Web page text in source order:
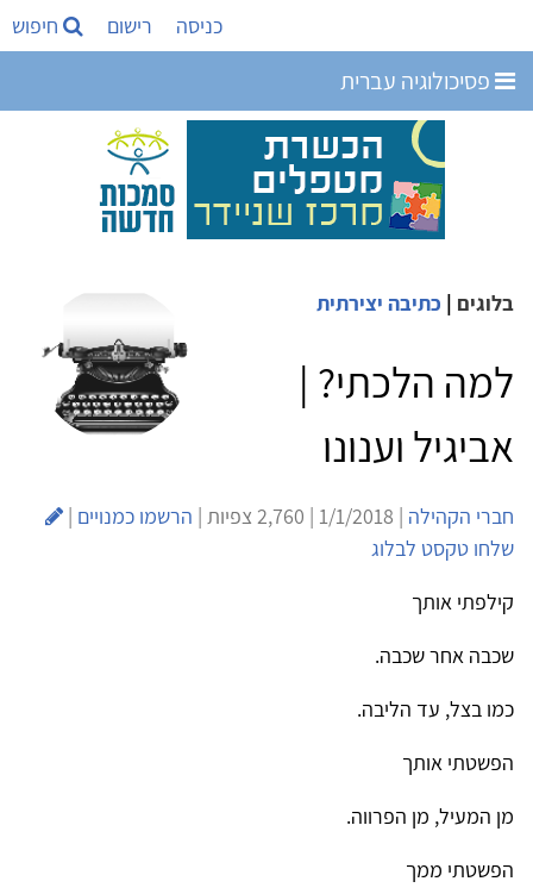
כניסה רישום חיפוש
פסיכולוגיה עברית
בלוגים | כתיבה יצירתית
למה הלכתי? |
אביגיל וענונו
חברי הקהילה | 1/1/2018 | 2,760 צפיות | הרשמו כמנויים |
שלחו טקסט לבלוג
קילפתי אותך
שכבה אחר שכבה.
כמו בצל, עד הליבה.
הפשטתי אותך
מן המעיל, מן הפרווה.
הפשטתי ממך